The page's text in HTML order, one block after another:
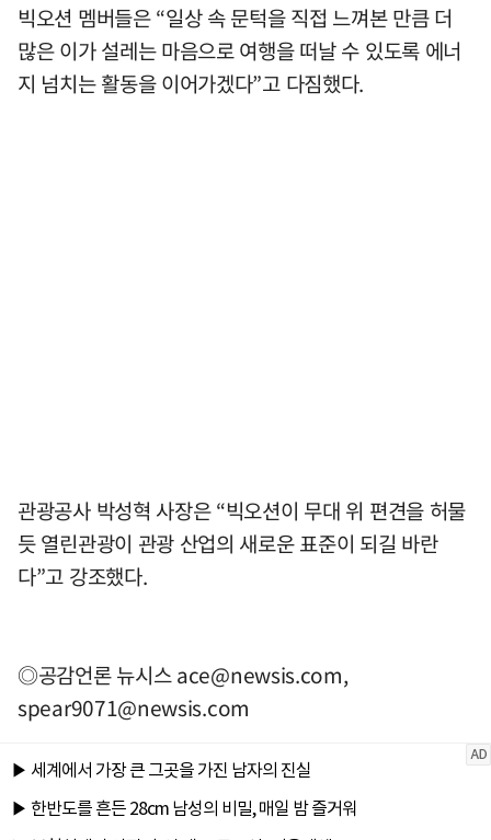
빅오션 멤버들은 “일상 속 문턱을 직접 느껴본 만큼 더
많은 이가 설레는 마음으로 여행을 떠날 수 있도록 에너
지 넘치는 활동을 이어가겠다”고 다짐했다.
관광공사 박성혁 사장은 “빅오션이 무대 위 편견을 허물
듯 열린관광이 관광 산업의 새로운 표준이 되길 바란
다”고 강조했다.
◎공감언론 뉴시스ace@newsis.com,
spear9071@newsis.com